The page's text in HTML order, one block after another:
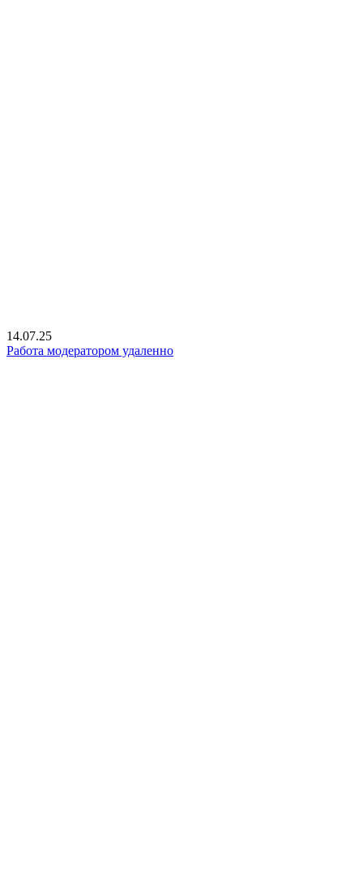
14.07.25
Работа модератором удаленно